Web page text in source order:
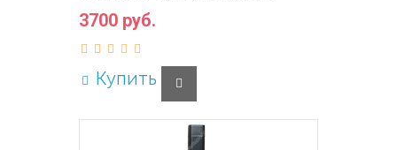
3700 руб.
Купить